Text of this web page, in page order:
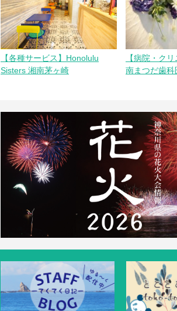
ー
シ
ョ
ン
【各種サービス】Honolulu
Sisters 湘南茅ヶ崎
【病院・ク
南まつだ歯科